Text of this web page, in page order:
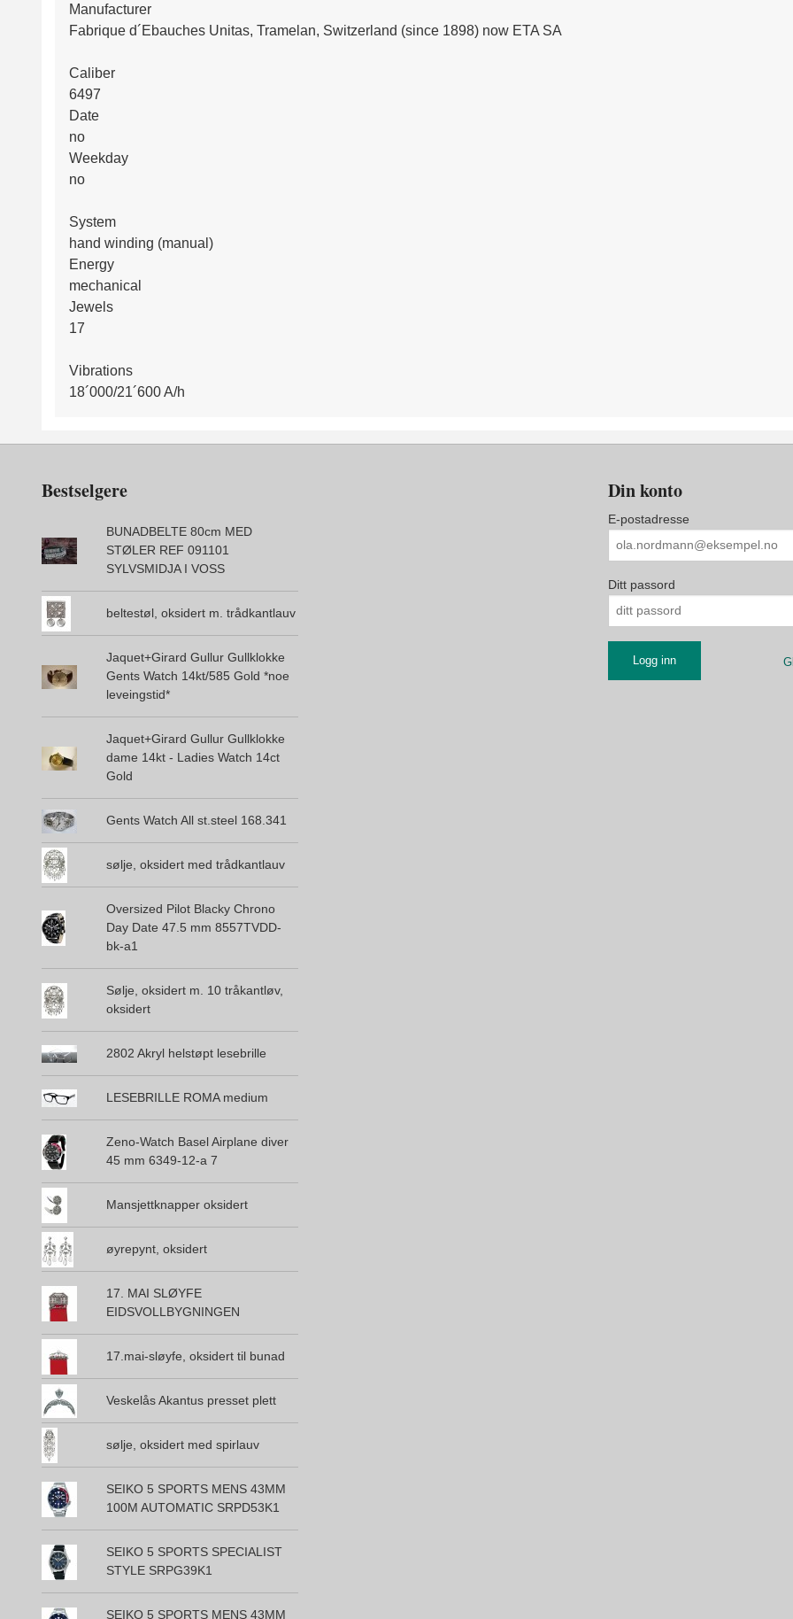
Manufacturer
Fabrique d´Ebauches Unitas, Tramelan, Switzerland (since 1898) now ETA SA
Caliber
6497
Date
no
Weekday
no
System
hand winding (manual)
Energy
mechanical
Jewels
17
Vibrations
18´000/21´600 A/h
Bestselgere
BUNADBELTE 80cm MED
STØLER REF 091101
SYLVSMIDJA I VOSS
beltestøl, oksidert m. trådkantlauv
Jaquet+Girard Gullur Gullklokke
Gents Watch 14kt/585 Gold *noe
leveingstid*
Jaquet+Girard Gullur Gullklokke
dame 14kt - Ladies Watch 14ct
Gold
Gents Watch All st.steel 168.341
sølje, oksidert med trådkantlauv
Oversized Pilot Blacky Chrono
Day Date 47.5 mm 8557TVDD-
bk-a1
Sølje, oksidert m. 10 tråkantløv,
oksidert
2802 Akryl helstøpt lesebrille
LESEBRILLE ROMA medium
Zeno-Watch Basel Airplane diver
45 mm 6349-12-a 7
Mansjettknapper oksidert
øyrepynt, oksidert
17. MAI SLØYFE
EIDSVOLLBYGNINGEN
17.mai-sløyfe, oksidert til bunad
Veskelås Akantus presset plett
sølje, oksidert med spirlauv
SEIKO 5 SPORTS MENS 43MM
100M AUTOMATIC SRPD53K1
SEIKO 5 SPORTS SPECIALIST
STYLE SRPG39K1
SEIKO 5 SPORTS MENS 43MM
Din konto
E-postadresse
Ditt passord